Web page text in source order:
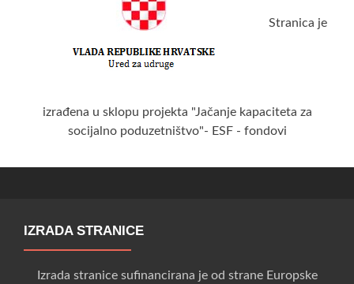
Stranica je
izrađena u sklopu projekta "Jačanje kapaciteta za
socijalno poduzetništvo"- ESF - fondovi
IZRADA STRANICE
Izrada stranice sufinancirana je od strane Europske